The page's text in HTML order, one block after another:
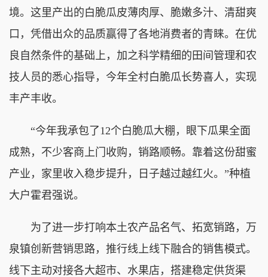
境。这里产出的白脆瓜皮薄肉厚、脆嫩多汁、清甜爽
口，凭借出众的品质赢得了各地消费者的青睐。在优
良自然条件的基础上，加之科学精细的田间管理和农
技人员的悉心指导，今年全村白脆瓜长势喜人，实现
丰产丰收。
“今年我承包了12个白脆瓜大棚，眼下瓜果全面
成熟，不少客商上门收购，销路顺畅。靠着这份甜蜜
产业，家里收入稳步提升，日子越过越红火。”种植
大户霍君强说。
为了进一步打响本土农产品名气、拓宽销路，万
泉镇创新营销思路，推行线上线下融合的销售模式。
线下主动对接各大超市、水果店，搭建稳定供货渠